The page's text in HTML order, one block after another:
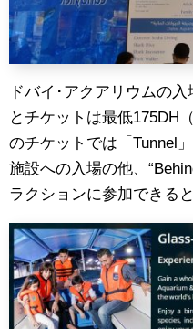
ドバイ･アクアリウムの
とチケットは最低175DH
のチケットでは「Tunnel
施設への入場の他、
ラクションに参加できる